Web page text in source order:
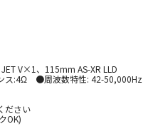
V×1、115mm AS-XR LLD
:4Ω ●周波数特性: 42-50,000Hz
ださい
OK)